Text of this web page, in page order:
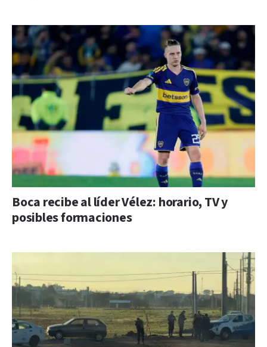
Boca recibe al líder Vélez: horario, TV y
posibles formaciones